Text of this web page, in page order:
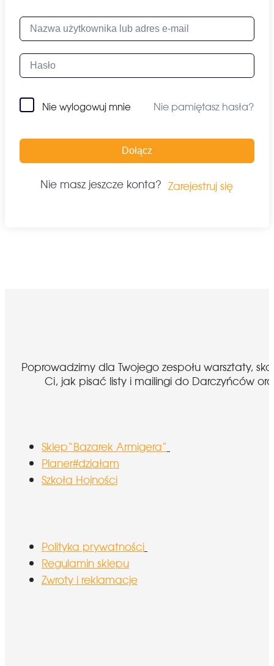
Nie wylogowuj mnie Nie pamiętasz hasła?
Dołącz
Nie masz jeszcze konta? Zarejestruj się
Poprowadzimy dla Twojego zespołu warsztaty,
Ci, jak pisać listy i mailingi do Darczyńców
Sklep“Bazarek Armigera”
Planer#działam
Szkoła Hojności
Polityka prywatności
Regulamin sklepu
Zwroty i reklamacje